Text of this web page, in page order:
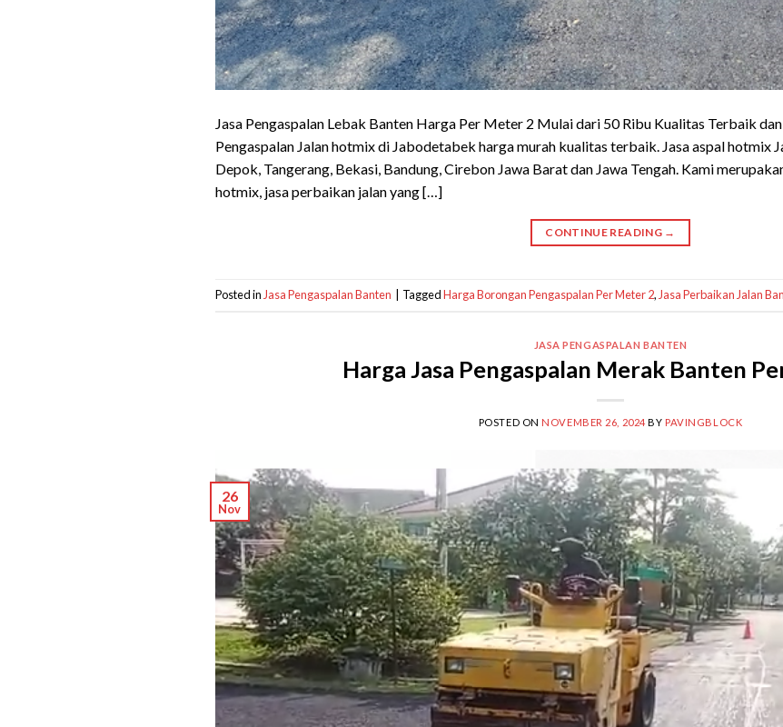
Jasa Pengaspalan Lebak Banten Harga Per Meter 2 Mulai dari 50 Ribu Kualitas Terbaik
Pengaspalan Jalan hotmix di Jabodetabek harga murah kualitas terbaik. Jasa aspal hotmix
Depok, Tangerang, Bekasi, Bandung, Cirebon Jawa Barat dan Jawa Tengah. Kami
hotmix, jasa perbaikan jalan yang […]
CONTINUE READING →
Posted in Jasa Pengaspalan Banten TaggedHarga Borongan Pengaspalan Per Meter 2, Jasa Perbaikan Jalan
JASA PENGASPALAN BANTEN
Harga Jasa Pengaspalan Merak Banten
POSTED ON NOVEMBER 26, 2024 BY PAVINGBLOCK
26
Nov